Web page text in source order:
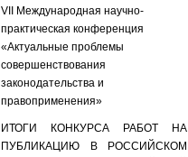
VII Международная научно-
практическая конференция
«Актуальные проблемы
совершенствования
законодательства и
правоприменения»
ИТОГИ КОНКУРСА РАБОТ НА
ПУБЛИКАЦИЮ В РОССИЙСКОМ